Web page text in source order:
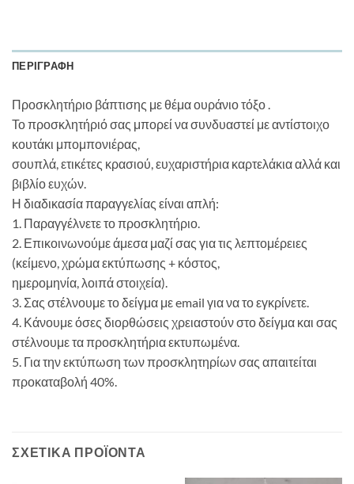
ΠΕΡΙΓΡΑΦΉ
Προσκλητήριο βάπτισης με θέμα ουράνιο τόξο .
Το προσκλητήριό σας μπορεί να συνδυαστεί με αντίστοιχο
κουτάκι μπομπονιέρας,
σουπλά, ετικέτες κρασιού, ευχαριστήρια καρτελάκια αλλά και
βιβλίο ευχών.
Η διαδικασία παραγγελίας είναι απλή:
1. Παραγγέλνετε το προσκλητήριο.
2. Επικοινωνούμε άμεσα μαζί σας για τις λεπτομέρειες
(κείμενο, χρώμα εκτύπωσης + κόστος,
ημερομηνία, λοιπά στοιχεία).
3. Σας στέλνουμε το δείγμα με email για να το εγκρίνετε.
4. Κάνουμε όσες διορθώσεις χρειαστούν στο δείγμα και σας
στέλνουμε τα προσκλητήρια εκτυπωμένα.
5. Για την εκτύπωση των προσκλητηρίων σας απαιτείται
προκαταβολή 40%.
ΣΧΕΤΙΚΆ ΠΡΟΪΌΝΤΑ